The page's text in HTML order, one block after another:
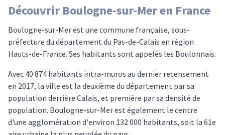
Découvrir Boulogne-sur-Mer en France
Boulogne-sur-Mer est une commune française, sous-
préfecture du département du Pas-de-Calais en région
Hauts-de-France. Ses habitants sont appelés les Boulonnais.
Avec 40 874 habitants intra-muros au dernier recensement
en 2017, la ville est la deuxième du département par sa
population derrière Calais, et première par sa densité de
population. Boulogne-sur-Mer est également le centre
d'une agglomération d'environ 132 000 habitants, soit la 61e